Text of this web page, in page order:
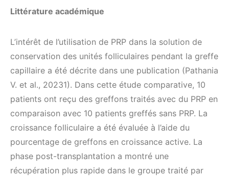
Littérature académique
L’intérêt de l’utilisation de PRP dans la solution de
conservation des unités folliculaires pendant la greffe
capillaire a été décrite dans une publication (Pathania
V. et al., 20231). Dans cette étude comparative, 10
patients ont reçu des greffons traités avec du PRP en
comparaison avec 10 patients greffés sans PRP. La
croissance folliculaire a été évaluée à l’aide du
pourcentage de greffons en croissance active. La
phase post-transplantation a montré une
récupération plus rapide dans le groupe traité par